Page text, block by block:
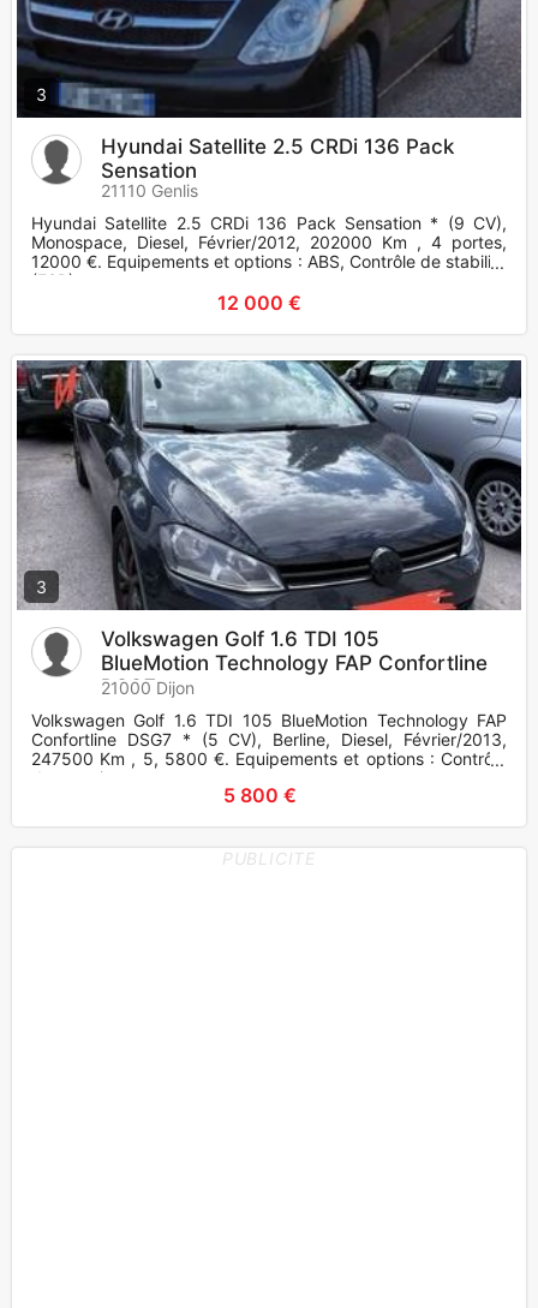
3
Hyundai Satellite 2.5 CRDi 136 Pack
Sensation
21110 Genlis
Hyundai Satellite 2.5 CRDi 136 Pack Sensation * (9 CV),
Monospace, Diesel, Février/2012, 202000 Km , 4 portes,
12000 €. Equipements et options : ABS, Contrôle de stabilité
(ESP),
12 000 €
3
Volkswagen Golf 1.6 TDI 105
BlueMotion Technology FAP Confortline
DSG7
21000 Dijon
Volkswagen Golf 1.6 TDI 105 BlueMotion Technology FAP
Confortline DSG7 * (5 CV), Berline, Diesel, Février/2013,
247500 Km , 5, 5800 €. Equipements et options : Contrôle
de pressio
5 800 €
PUBLICITE